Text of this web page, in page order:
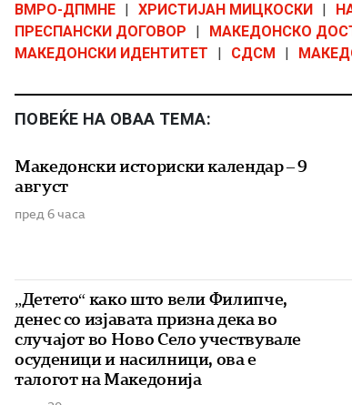
ВМРО-ДПМНЕ ХРИСТИЈАН МИЦКОСКИ
ПРЕСПАНСКИ ДОГОВОР
МАКЕДОНСКО
МАКЕДОНСКИ ИДЕНТИТЕТ
СДСМ
ПОВЕЌЕ НА ОВАА ТЕМА:
Македонски историски календар – 9
август
пред 6 часа
„Детето“ како што вели Филипче,
денес со изјавата призна дека во
случајот во Ново Село учествувале
осуденици и насилници, ова е
талогот на Македонија